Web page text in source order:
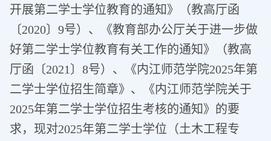
开展第二学士学位教育的通知》（教高厅函
〔2020〕9号）、《教育部办公厅关于进一步做
好第二学士学位教育有关工作的通知》（教高
厅函〔2021〕8号）、《内江师范学院2025年第
二学士学位招生简章》、《内江师范学院关于
2025年第二学士学位招生考核的通知》的要
求，现对2025年第二学士学位（土木工程专